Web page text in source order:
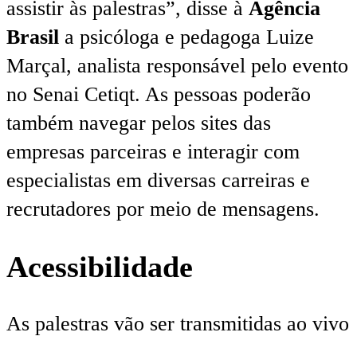
assistir às palestras”, disse à Agência
Brasil a psicóloga e pedagoga Luize
Marçal, analista responsável pelo evento
no Senai Cetiqt. As pessoas poderão
também navegar pelos sites das
empresas parceiras e interagir com
especialistas em diversas carreiras e
recrutadores por meio de mensagens.
Acessibilidade
As palestras vão ser transmitidas ao vivo